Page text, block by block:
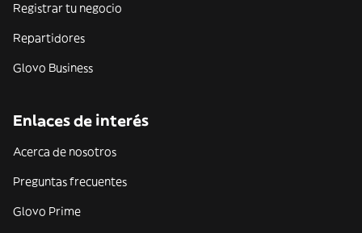
Registrar tu negocio
Repartidores
Glovo Business
Enlaces de interés
Acerca de nosotros
Preguntas frecuentes
Glovo Prime